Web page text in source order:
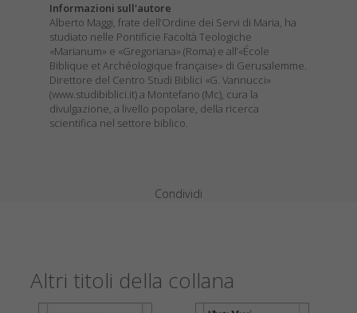
Informazioni sull'autore
Alberto Maggi, frate dell’Ordine dei Servi di Maria, ha
studiato nelle Pontificie Facoltà Teologiche
«Marianum» e «Gregoriana» (Roma) e all’«École
Biblique et Archéologique française» di Gerusalemme.
Direttore del Centro Studi Biblici «G. Vannucci»
(www.studibiblici.it) a Montefano (Mc), cura la
divulgazione, a livello popolare, della ricerca
scientifica nel settore biblico.
Condividi
Altri titoli della collana